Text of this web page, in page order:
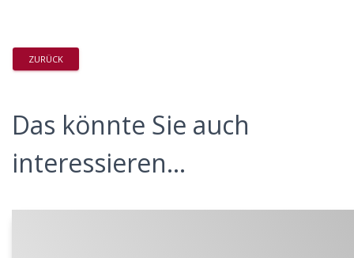
ZURÜCK
Das könnte Sie auch
interessieren...